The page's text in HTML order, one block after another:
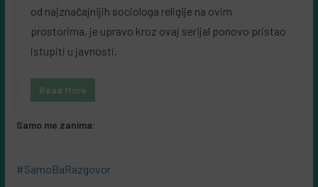
od najznačajnijih sociologa religije na ovim
prostorima, je upravo kroz ovaj serijal ponovo pristao
istupiti u javnosti.
Read More
Samo me zanima:
#SamoBaRazgovor